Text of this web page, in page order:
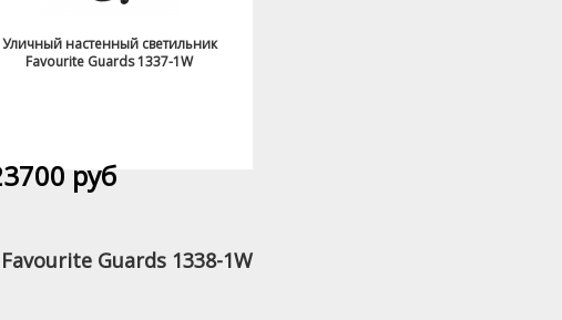
Уличный настенный светильник
Favourite Guards 1337-1W
руб
Guards 1338-1W